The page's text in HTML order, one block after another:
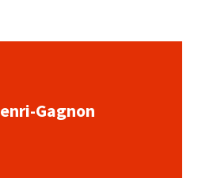
Gagnon